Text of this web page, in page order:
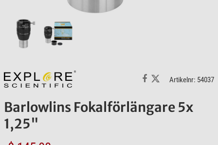
Artikelnr: 54037
Barlowlins Fokalförlängare 5x
1,25"